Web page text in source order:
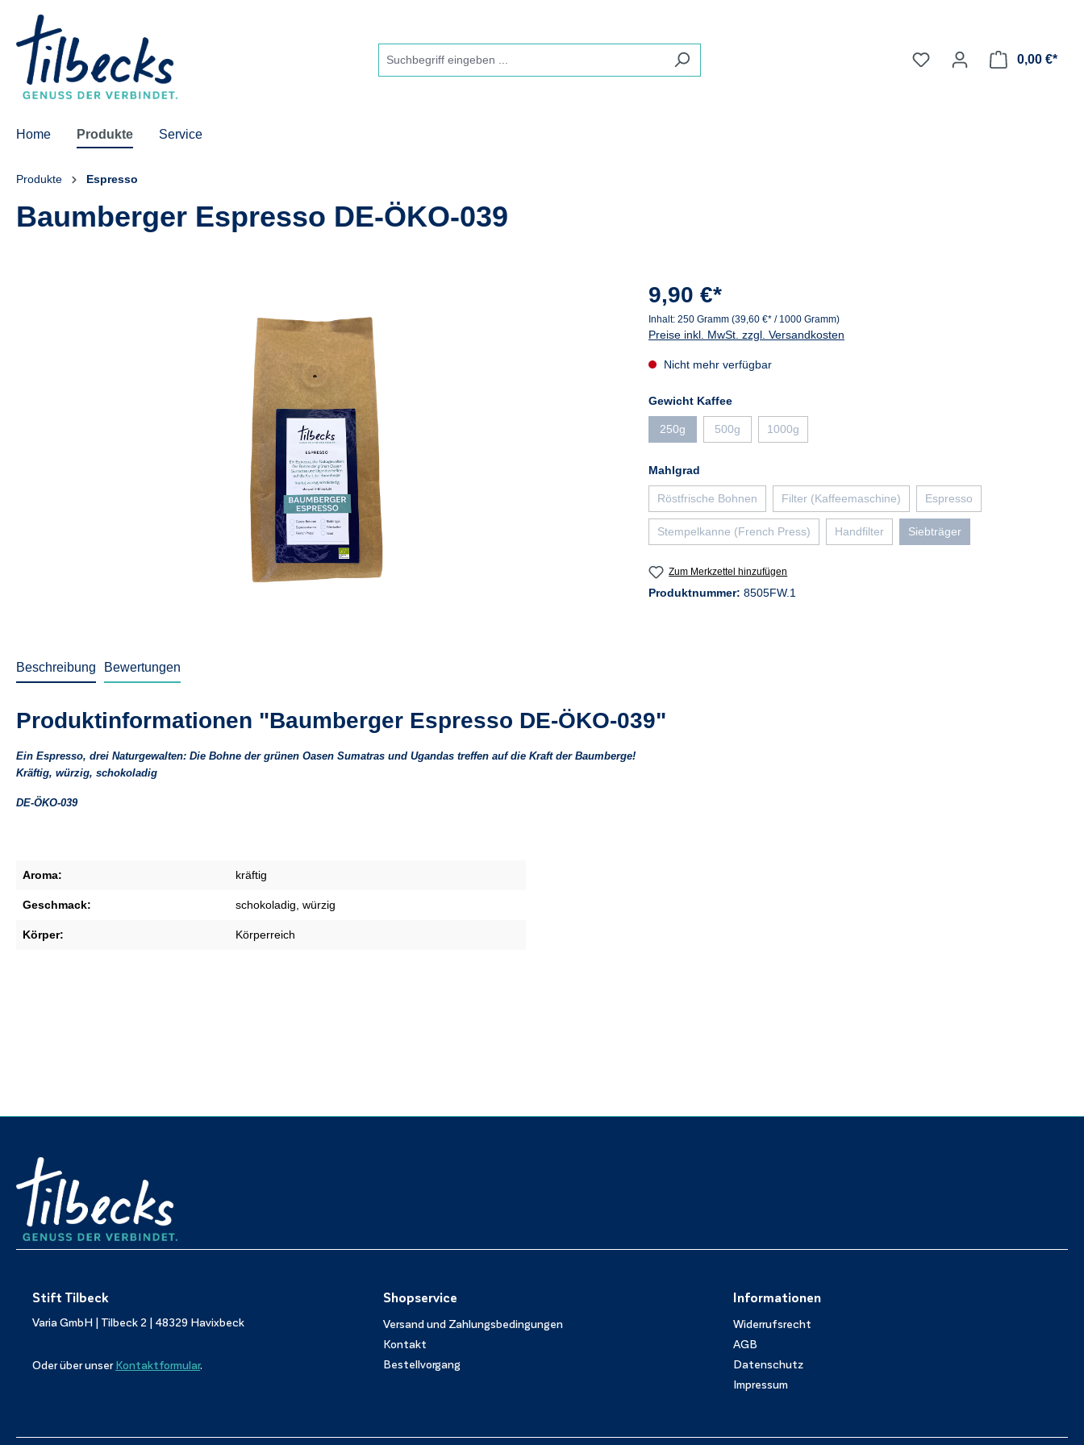
0,00 €*
Home Produkte Service
Produkte Espresso
Baumberger Espresso DE-ÖKO-039
9,90 €*
Inhalt: 250 Gramm (39,60 €* / 1000 Gramm)
Preise inkl. MwSt. zzgl. Versandkosten
Nicht mehr verfügbar
Gewicht Kaffeeauswählen
250g(Diese Option ist zurzeit nicht verfügbar.)
500g(Diese Option ist zurzeit nicht verfügbar.)
1000g(Diese Option ist zurzeit nicht verfügbar.)
Mahlgrad
Röstfrische Bohnen(Diese Option ist zurzeit nicht verfügbar.)
Filter (Kaffeemaschine)(Diese Option ist zurzeit nicht verfügbar.)
Espresso(Diese Option ist zurzeit nicht
Stempelkanne (French Press)(Diese Option ist zurzeit nicht verfügbar.)
Handfilter(Diese Option ist zurzeit nicht verfügbar.)
Siebträger(Diese Option ist zurzeit nicht
Zum Merkzettel hinzufügen
Produktnummer: 8505FW.1
Beschreibung Bewertungen
Produktinformationen "Baumberger Espresso DE-ÖKO-039"
Ein Espresso, drei Naturgewalten: Die Bohne der grünen Oasen Sumatras und Ugandas treffen auf die Kraft der Baumberge!
Kräftig, würzig, schokoladig
DE-ÖKO-039
Aroma: kräftig
Geschmack: schokoladig , würzig
Körper: Körperreich
Stift Tilbeck
Varia GmbH | Tilbeck 2 | 48329 Havixbeck
Oder über unser Kontaktformular.
Shopservice
Versand und Zahlungsbedingungen
Kontakt
Bestellvorgang
Informationen
Widerrufsrecht
AGB
Datenschutz
Impressum